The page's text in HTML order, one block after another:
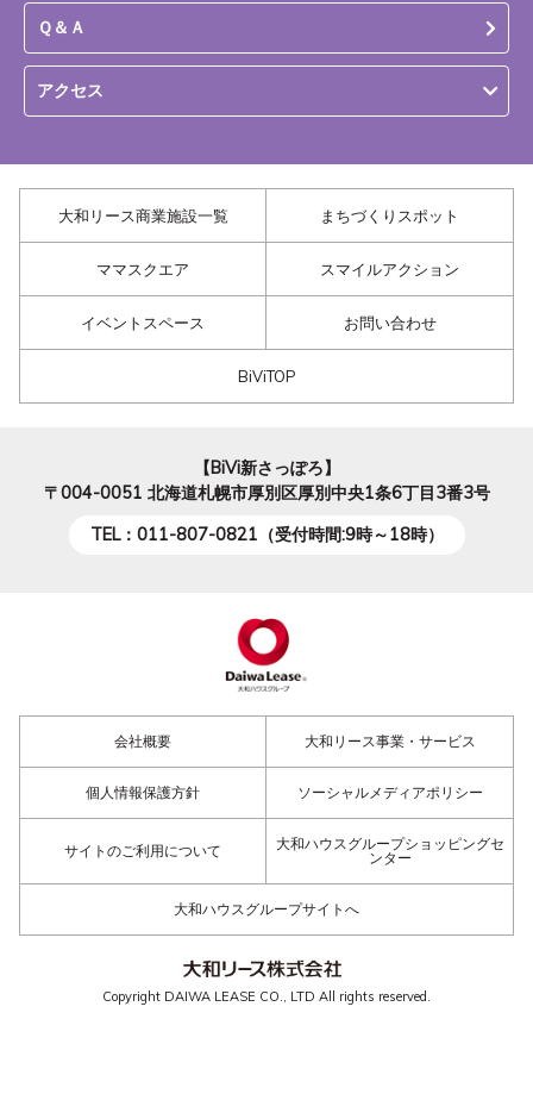
Ｑ＆Ａ
アクセス
大和リース商業施設一覧 まちづくりスポット
ママスクエア スマイルアクション
イベントスペース お問い合わせ
BiViTOP
【BiVi新さっぽろ】
〒004-0051 北海道札幌市厚別区厚別中央1条6丁目3番3号
TEL：011-807-0821（受付時間:9時～18時）
会社概要 大和リース事業・サービス
個人情報保護方針 ソーシャルメディアポリシー
サイトのご利用について
大和ハウスグループショッピングセ
ンター
大和ハウスグループサイトへ
Copyright DAIWA LEASE CO., LTD All rights reserved.